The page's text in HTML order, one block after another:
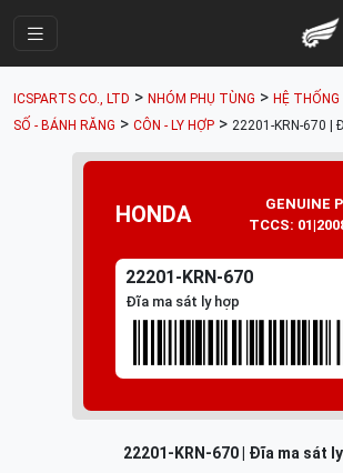
Cửa Hàng
Parts Catalogue
Mã Phụ Tùng
Tài khoản
ICSPARTS CO., LTD > NHÓM PHỤ TÙNG > HỆ
SỐ - BÁNH RĂNG > CÔN - LY HỢP > 22201-KRN-670 |
HONDA
GENUINE
TCCS:
22201-KRN-670
Đĩa ma sát ly hợp
22201-KRN-670 | Đĩa ma sát